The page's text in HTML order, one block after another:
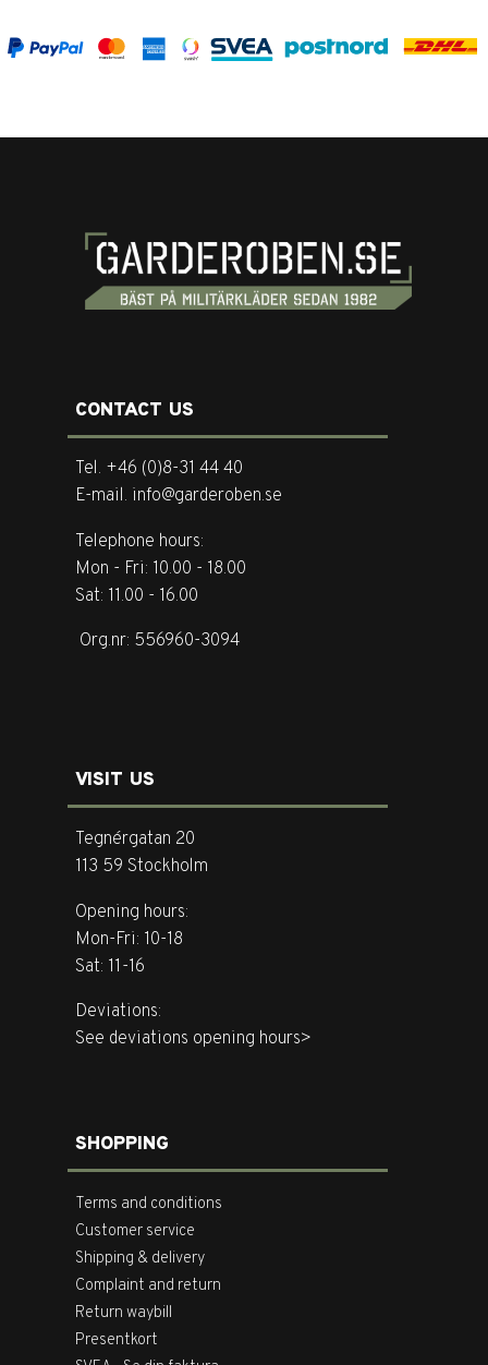
CONTACT US
Tel. +46 (0)8-31 44 40
E-mail. info@garderoben.se
Telephone hours:
Mon - Fri: 10.00 - 18.00
Sat: 11.00 - 16.00
Org.nr: 556960-3094
VISIT US
Tegnérgatan 20
113 59 Stockholm
Opening hours:
Mon-Fri: 10-18
Sat: 11-16
Deviations:
See deviations opening hours>
SHOPPING
Terms and conditions
Customer service
Shipping & delivery
Complaint and return
Return waybill
Presentkort